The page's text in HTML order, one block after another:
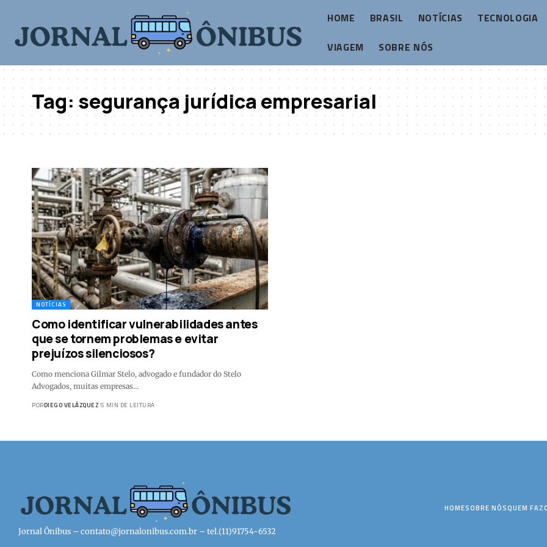
HOME BRASIL NOTÍCIAS
TECNOLOGIA
VIAGEM
SOBRE NÓS
Tag:segurança jurídica empresarial
NOTÍCIAS
Como identificar vulnerabilidades antes
que se tornem problemas e evitar
prejuízos silenciosos?
Como menciona Gilmar Stelo, advogado e fundador do Stelo
Advogados, muitas empresas…
PORDIEGO VELÁZQUEZ 5 MIN DE LEITURA
Jornal Ônibus – contato@jornalonibus.com.br – tel.(11)91754-6532
HOMESOBRE NÓSQUEM FAZ